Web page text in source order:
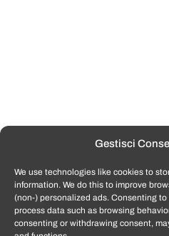
Gestisci
We use technologies like cookies to
information. We do this to improve
(non-) personalized ads. Consenting
process data such as browsing
consenting or withdrawing consent,